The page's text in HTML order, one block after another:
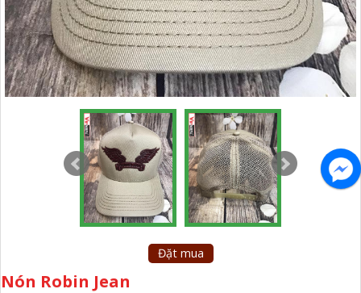
Đặt mua
Nón Robin Jean